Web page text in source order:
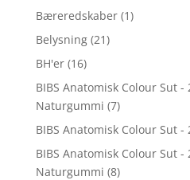
Bæreredskaber (1)
Belysning (21)
BH'er (16)
BIBS Anatomisk Colour Sut -
Naturgummi (7)
BIBS Anatomisk Colour Sut -
BIBS Anatomisk Colour Sut -
Naturgummi (8)